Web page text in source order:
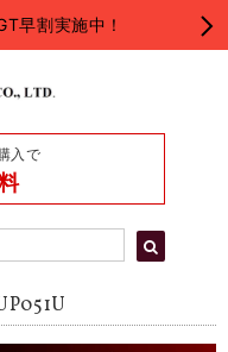
早割実施中！
入で